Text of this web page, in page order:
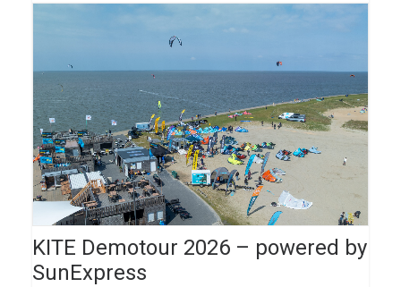
KITE Demotour 2026 – powered by
SunExpress